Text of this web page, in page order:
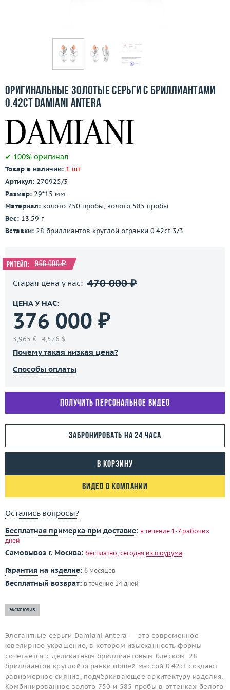
Контакты
3D-тур по шоуруму
Оригинальные золотые серьги с бриллиантами
0.42ct Damiani Antera
✔ 100% оригинал
Товар в наличии: 1 шт.
Артикул: 270925/3
Размер: 29*15 мм.
Материал: золото 750 пробы, золото 585 пробы
Вес: 13.59 г
Вставки: 28 бриллиантов круглой огранки 0.42ct 3/3
Ритейл: 966 000 ₽
Старая цена у нас: 470 000 ₽
ЦЕНА У НАС:
376 000 ₽
3,965 € 4,576 $
Почему такая низкая цена?
Способы оплаты
Получить персональное видео
Забронировать на 24 часа
В корзину
Видео о компании
Остались вопросы?
Бесплатная примерка при доставке: в течение 1-7 рабочих
дней
Самовывоз г. Москва: бесплатно, сегодня из шоурума
Гарантия на изделие: 6 месяцев
Бесплатный возврат: в течение 14 дней
эксклюзив
Элегантные серьги Damiani Antera — это современное
ювелирное украшение, в котором изысканность формы
сочетается с деликатным бриллиантовым блеском. 28
бриллиантов круглой огранки общей массой 0.42ct создают
равномерное сияние, подчёркивающее архитектуру изделия.
Комбинированное золото 750 и 585 пробы в оттенках белого